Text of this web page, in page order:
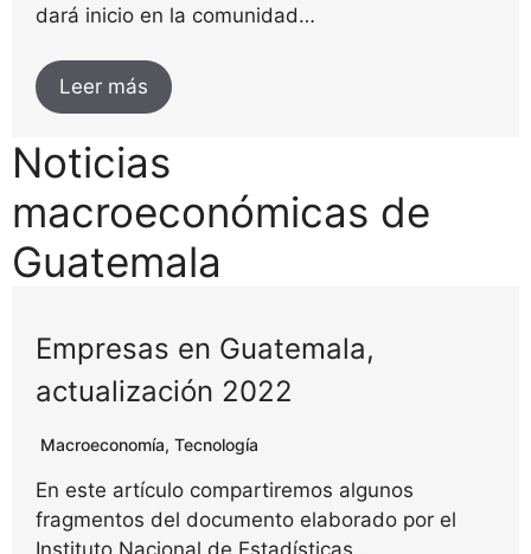
dará inicio en la comunidad…
Leer más
Noticias
macroeconómicas de
Guatemala
Empresas en Guatemala,
actualización 2022
Macroeconomía, Tecnología
En este artículo compartiremos algunos
fragmentos del documento elaborado por el